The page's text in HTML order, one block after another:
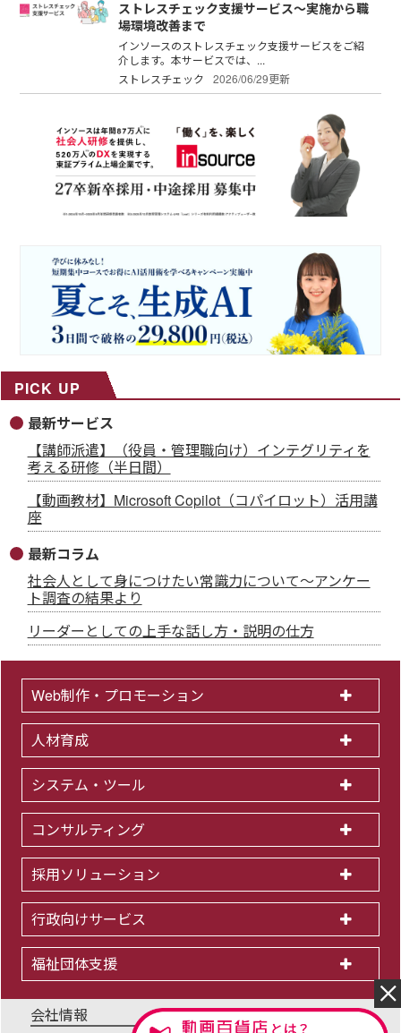
ストレスチェック支援サービス～実施から職
場環境改善まで
インソースのストレスチェック支援サービスをご紹
介します。本サービスでは、...
ストレスチェック
2026/06/29更新
PICK UP
最新サービス
【講師派遣】（役員・管理職向け）インテグリティを
考える研修（半日間）
【動画教材】Microsoft Copilot（コパイロット）活用講
座
最新コラム
社会人として身につけたい常識力について～アンケー
ト調査の結果より
リーダーとしての上手な話し方・説明の仕方
Web制作・プロモーション
人材育成
システム・ツール
コンサルティング
採用ソリューション
行政向けサービス
福祉団体支援
会社情報